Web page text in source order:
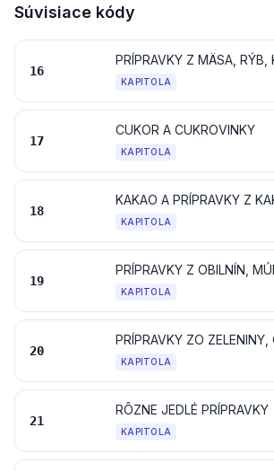
Súvisiace kódy
16
KAPITOLA
17
CUKOR A CUKROVINKY
KAPITOLA
18
KAKAO A PRÍPRAVKY Z
KAPITOLA
19
KAPITOLA
20
KAPITOLA
21
RÔZNE JEDLÉ PRÍPRAVKY
KAPITOLA